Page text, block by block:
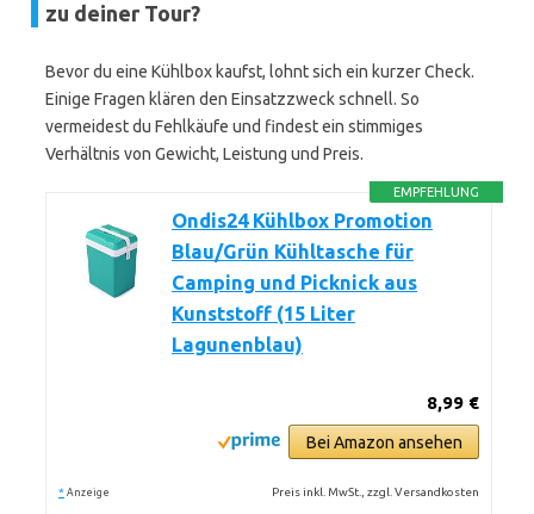
zu deiner Tour?
Bevor du eine Kühlbox kaufst, lohnt sich ein kurzer Check.
Einige Fragen klären den Einsatzzweck schnell. So
vermeidest du Fehlkäufe und findest ein stimmiges
Verhältnis von Gewicht, Leistung und Preis.
EMPFEHLUNG
Ondis24 Kühlbox Promotion
Blau/Grün Kühltasche für
Camping und Picknick aus
Kunststoff (15 Liter
Lagunenblau)
8,99 €
Bei Amazon ansehen
* Anzeige Preis inkl. MwSt., zzgl. Versandkosten